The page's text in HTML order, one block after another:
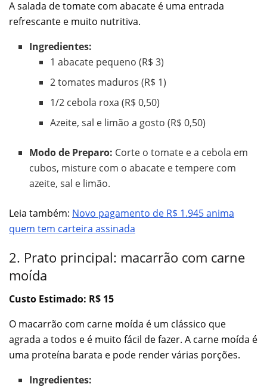
A salada de tomate com abacate é uma entrada
refrescante e muito nutritiva.
Ingredientes:
1 abacate pequeno (R$ 3)
2 tomates maduros (R$ 1)
1/2 cebola roxa (R$ 0,50)
Azeite, sal e limão a gosto (R$ 0,50)
Modo de Preparo: Corte o tomate e a cebola em
cubos, misture com o abacate e tempere com
azeite, sal e limão.
Leia também: Novo pagamento de R$ 1.945 anima
quem tem carteira assinada
2. Prato principal: macarrão com carne
moída
Custo Estimado: R$ 15
O macarrão com carne moída é um clássico que
agrada a todos e é muito fácil de fazer. A carne moída é
uma proteína barata e pode render várias porções.
Ingredientes: